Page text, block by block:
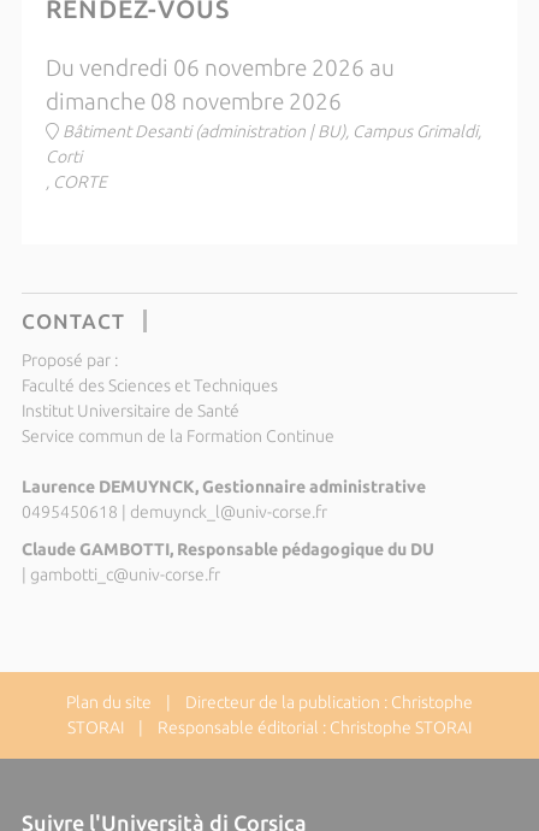
RENDEZ-VOUS
Du vendredi 06 novembre 2026 au
dimanche 08 novembre 2026
Bâtiment Desanti (administration | BU), Campus Grimaldi,
Corti
, CORTE
CONTACT
Proposé par :
Faculté des Sciences et Techniques
Institut Universitaire de Santé
Service commun de la Formation Continue
Laurence DEMUYNCK, Gestionnaire administrative
0495450618 | demuynck_l@univ-corse.fr
Claude GAMBOTTI, Responsable pédagogique du DU
| gambotti_c@univ-corse.fr
Plan du site | Directeur de la publication : Christophe
STORAI | Responsable éditorial : Christophe STORAI
Suivre l'Università di Corsica